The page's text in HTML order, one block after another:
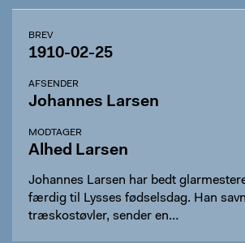
BREV
1910-02-25
AFSENDER
Johannes Larsen
MODTAGER
Alhed Larsen
Johannes Larsen har bedt
færdig til Lysses fødselsdag. Han
træskostøvler, sender en…